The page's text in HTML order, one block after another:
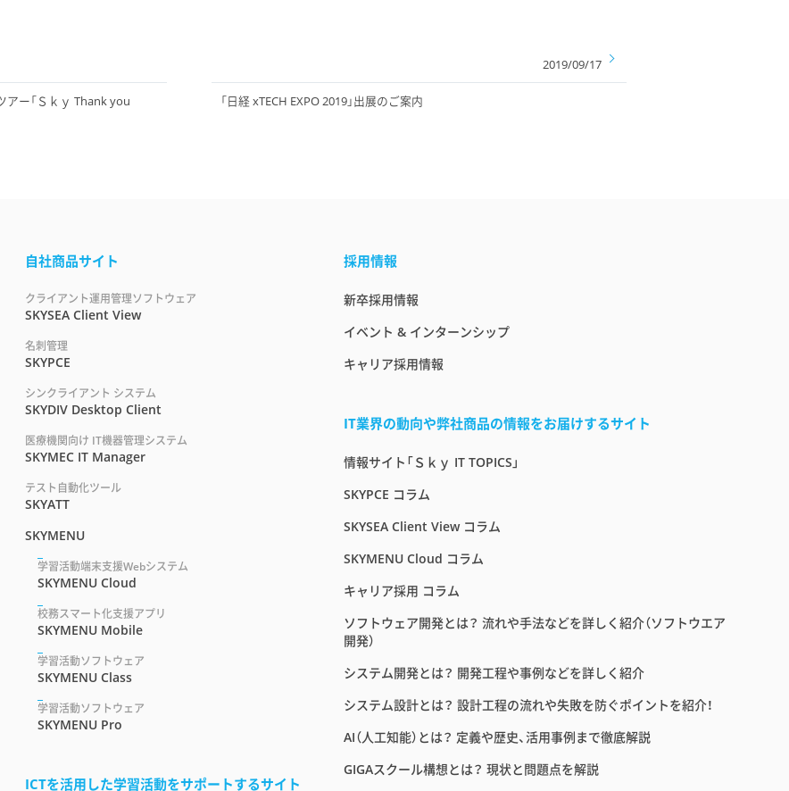
ー「Ｓｋｙ Thank you
2019/09/17
「日経 xTECH EXPO 2019」出展のご案内
自社商品サイト
クライアント運用管理ソフトウェア
SKYSEA Client View
名刺管理
SKYPCE
シンクライアント システム
SKYDIV Desktop Client
医療機関向け IT機器管理システム
SKYMEC IT Manager
テスト自動化ツール
SKYATT
SKYMENU
学習活動端末支援Webシステム
SKYMENU Cloud
校務スマート化支援アプリ
SKYMENU Mobile
学習活動ソフトウェア
SKYMENU Class
学習活動ソフトウェア
SKYMENU Pro
ICTを活用した学習活動をサポートするサイト
採用情報
新卒採用情報
イベント & インターンシップ
キャリア採用情報
IT業界の動向や弊社商品の情報をお届けするサイト
情報サイト「Ｓｋｙ IT TOPICS」
SKYPCE コラム
SKYSEA Client View コラム
SKYMENU Cloud コラム
キャリア採用 コラム
ソフトウェア開発とは？ 流れや手法などを詳しく紹介（ソフトウエア
開発）
システム開発とは？ 開発工程や事例などを詳しく紹介
システム設計とは？ 設計工程の流れや失敗を防ぐポイントを紹介！
AI（人工知能）とは？ 定義や歴史、活用事例まで徹底解説
GIGAスクール構想とは？ 現状と問題点を解説